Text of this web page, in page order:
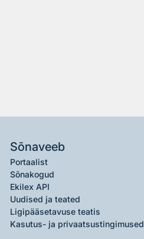
Sõnaveeb
Portaalist
Sõnakogud
Ekilex API
Uudised ja teated
Ligipääsetavuse teatis
Kasutus- ja privaatsustingimused